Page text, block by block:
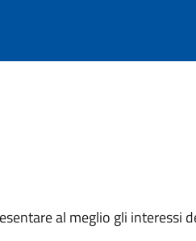
al meglio gli interessi